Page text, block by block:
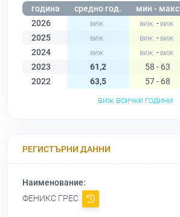
година средно год. мин - макс
2026
-
2025
-
2024
-
2023
61,2 58 - 63
2022
63,5 57 - 68
виж всички години
РЕГИСТЪРНИ ДАННИ
Наименование:
ФЕНИКС ГРЕС